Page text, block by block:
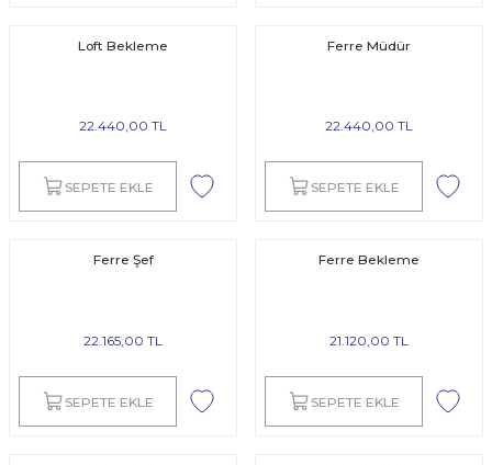
Loft Bekleme
22.440,00 TL
SEPETE EKLE
Ferre Müdür
22.440,00 TL
SEPETE EKLE
Ferre Şef
22.165,00 TL
SEPETE EKLE
Ferre Bekleme
21.120,00 TL
SEPETE EKLE